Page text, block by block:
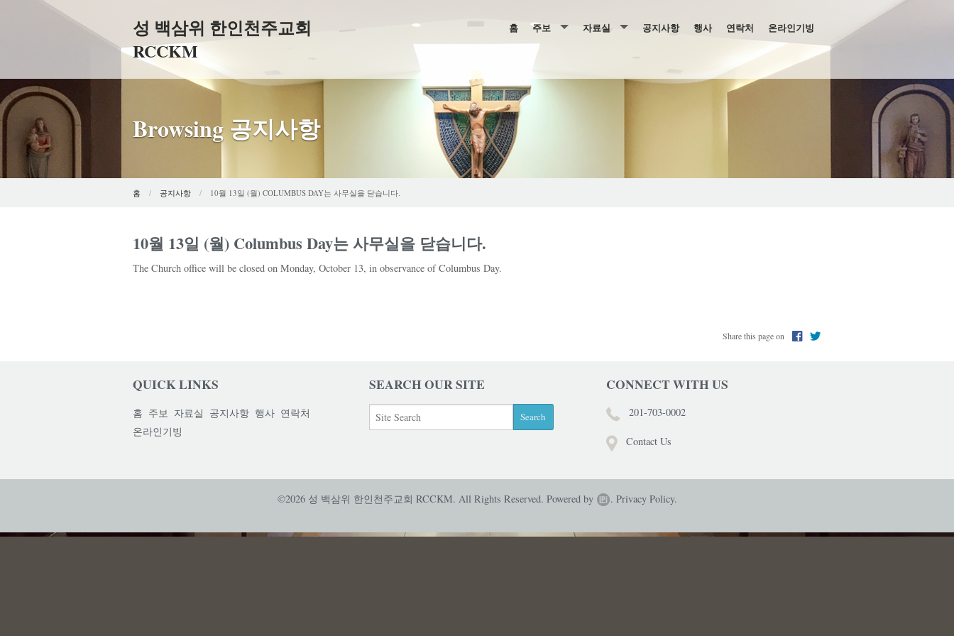
성 백삼위 한인천주교회
RCCKM
홈 주보 자료실 공지사항 행사 연락처 온라인기빙
Browsing 공지사항
홈 공지사항 10월 13일 (월) COLUMBUS DAY는 사무실을 닫습니다.
10월 13일 (월) Columbus Day는 사무실을 닫습니다.
The Church office will be closed on Monday, October 13, in observance of Columbus Day.
Share this page on
QUICK LINKS
홈 주보 자료실 공지사항 행사 연락처
온라인기빙
SEARCH OUR SITE CONNECT WITH US
201-703-0002
Contact Us
©2026 성 백삼위 한인천주교회 RCCKM. All Rights Reserved. Powered by . Privacy Policy.